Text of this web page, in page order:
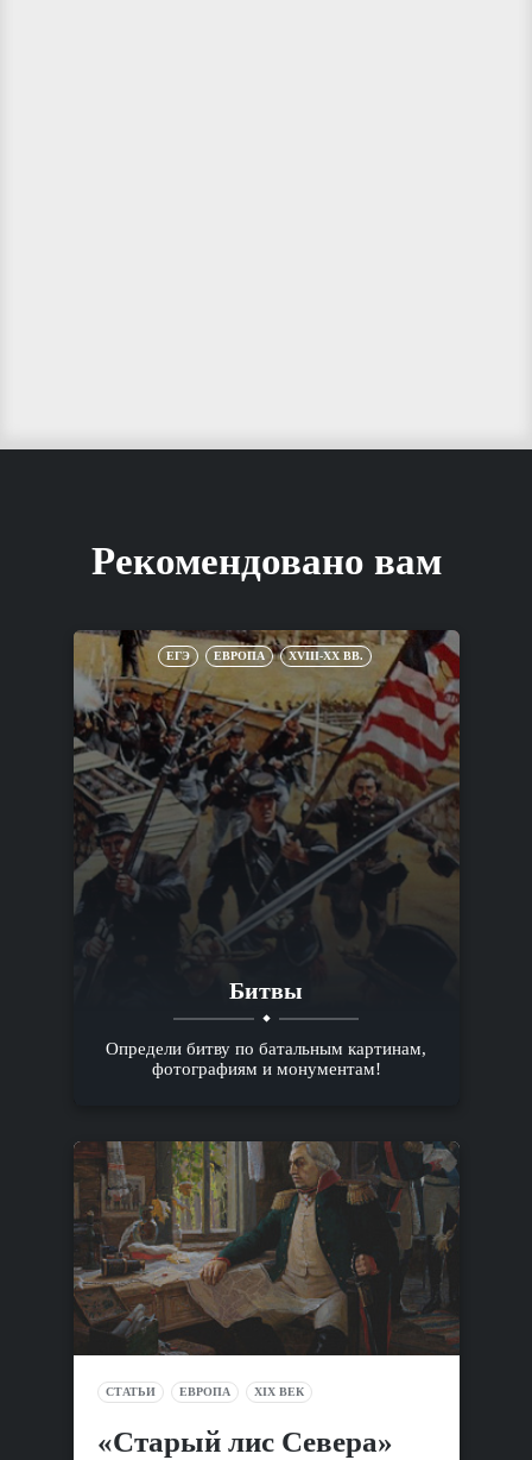
Рекомендовано вам
ЕГЭ ЕВРОПА XVIII-XX ВВ.
Битвы
Определи битву по батальным картинам,
фотографиям и монументам!
СТАТЬИ ЕВРОПА XIX ВЕК
«Старый лис Севера»